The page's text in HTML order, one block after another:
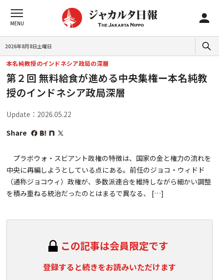
2026年8月8日土曜日
本名純教授のインドネシア政局の深層
第２回 無料給食が進める中央集権ー本名純教
授のインドネシア政局深層
Update：2026.05.22
Share
プラボウォ・スビアント政権の特徴は、国家の金と権力の流れを
中央に再編しようとしている点にある。前任のジョコ・ウィドド
（通称ジョコウィ）政権が、多数派連合を維持しながら細かい調整
を積み重ねる統治だったのとはまるで異なる、 […]
この記事は会員限定です
登録すると続きをお読みいただけます